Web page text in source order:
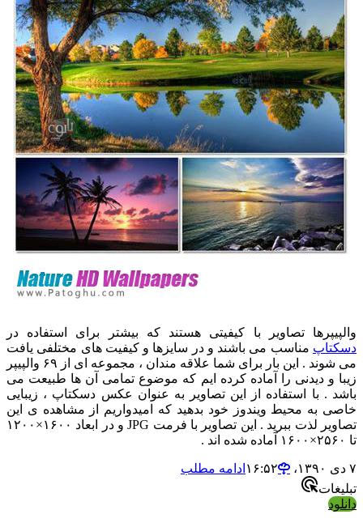
والپیپرها تصاویر با کیفیتی هستند که بیشتر برای استفاده در
دسکتاپ مناسب می باشند و در سایزها و کیفیت های مختلفی یافت
می شوند . این بار برای شما علاقه مندان ، مجموعه ای از ۶۹ والپیپر
زیبا و دیدنی را آماده کرده ایم که موضوع تمامی آن ها طبیعت می
باشد . با استفاده از این تصاویر به عنوان عکس دسکتاپ ، زیبایی
خاصی به محیط ویندوز خود بدهید که امیدواریم از مشاهده ی این
تصاویر لذت ببرید . این تصاویر با فرمت JPG و در ابعاد ۱۶۰۰×۱۲۰۰
تا ۲۵۶۰×۱۶۰۰ آماده شده اند .
۷ دی ۱۳۹۰،‏ ۱۶:۵۲
ادامه مطلب
تبلیغات
دانلود